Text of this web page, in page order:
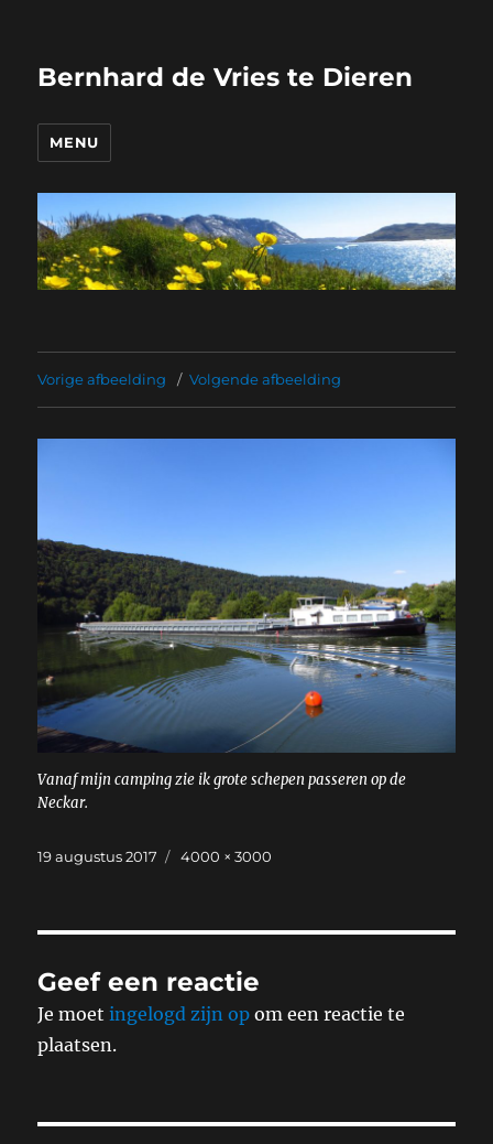
Bernhard de Vries te Dieren
MENU
Vorige afbeelding Volgende afbeelding
Vanaf mijn camping zie ik grote schepen passeren op de
Neckar.
Geplaatst
19 augustus 2017
Volledige
4000 × 3000
Geef een reactie
Je moetingelogd zijn op om een reactie te
plaatsen.